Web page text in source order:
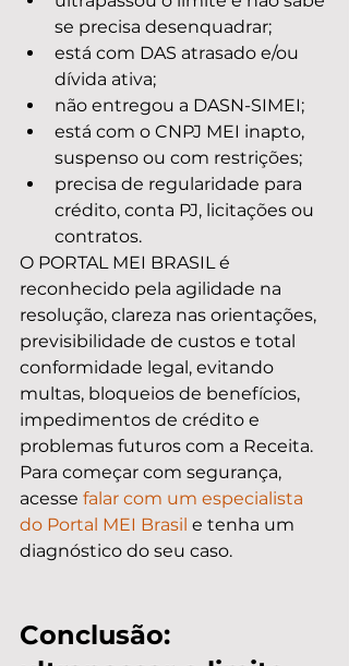
se precisa desenquadrar;
está com DAS atrasado e/ou
dívida ativa;
não entregou a DASN-SIMEI;
está com o CNPJ MEI inapto,
suspenso ou com restrições;
precisa de regularidade para
crédito, conta PJ, licitações ou
contratos.
O PORTAL MEI BRASIL é
reconhecido pela agilidade na
resolução, clareza nas orientações,
previsibilidade de custos e total
conformidade legal, evitando
multas, bloqueios de benefícios,
impedimentos de crédito e
problemas futuros com a Receita.
Para começar com segurança,
acesse falar com um especialista
do Portal MEI Brasil e tenha um
diagnóstico do seu caso.
Conclusão: